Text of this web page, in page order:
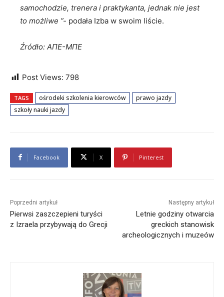
samochodzie, trenera i praktykanta, jednak nie jest
to możliwe ”- podała Izba w swoim liście.
Źródło: ΑΠΕ-ΜΠΕ
Post Views: 798
TAGS ośrodeki szkolenia kierowców
prawo jazdy
szkoły nauki jazdy
Facebook X Pinterest
Poprzedni artykuł
Pierwsi zaszczepieni turyści
z Izraela przybywają do Grecji
Następny artykuł
Letnie godziny otwarcia
greckich stanowisk
archeologicznych i muzeów